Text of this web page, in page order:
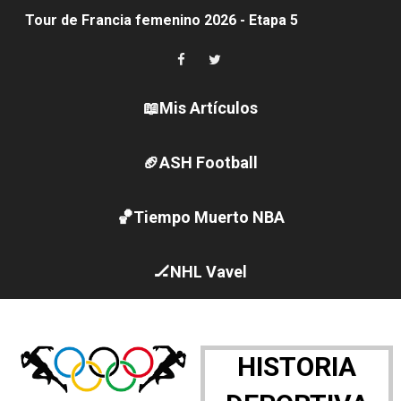
Tour de Francia femenino 2026 - Etapa 5
Women's Pro Baseball League 2026
Campeonato de Europa en aguas abiertas 2026
Canadá Open 2026
Mundial de MotoGP 2026 - GP Gran Bretaña
Canadian Elite Basketball League
Canadian Football League 2026 - Week 10
EFA y AFLE 2026 - Regular season
📖Mis Artículos
🏈ASH Football
🏀Tiempo Muerto NBA
🏒NHL Vavel
HISTORIA